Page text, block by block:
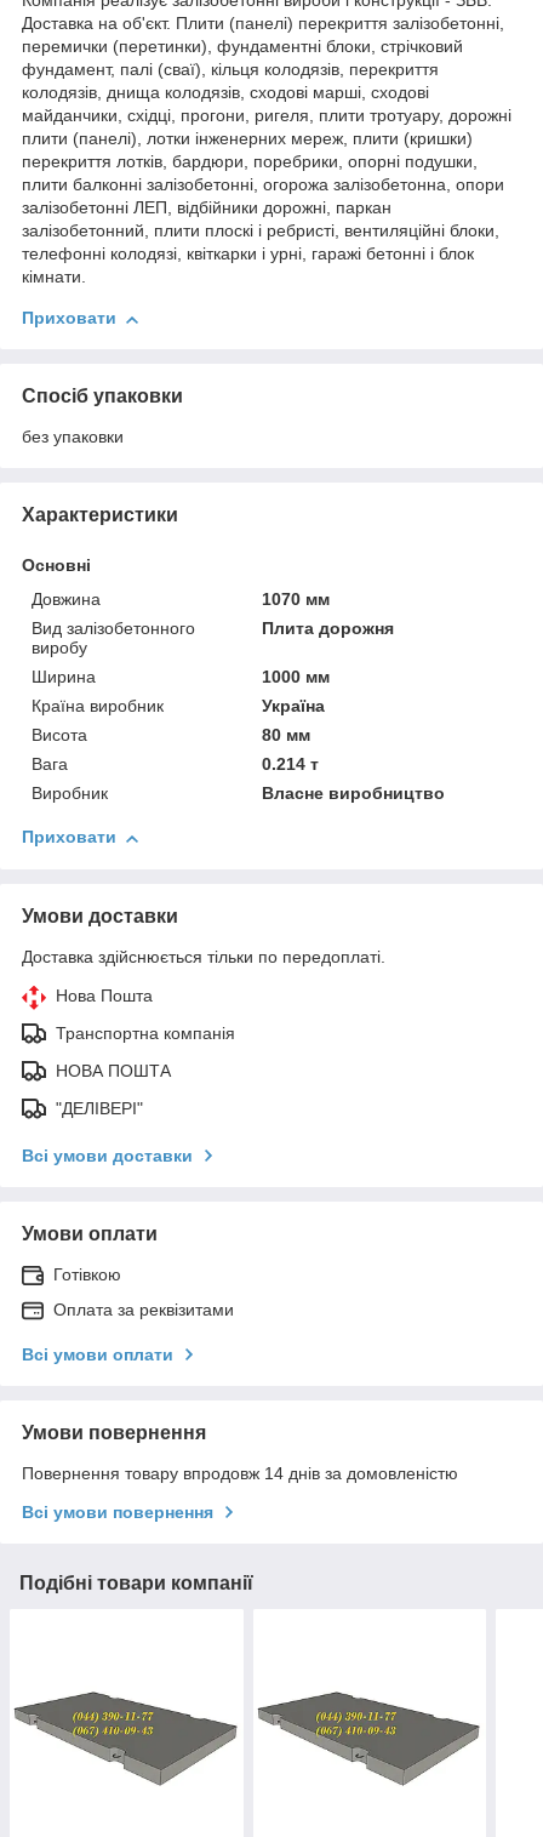
Доставка на об'єкт. Плити (панелі) перекриття залізобетонні,
перемички (перетинки), фундаментні блоки, стрічковий
фундамент, палі (сваї), кільця колодязів, перекриття
колодязів, днища колодязів, сходові марші, сходові
майданчики, східці, прогони, ригеля, плити тротуару, дорожні
плити (панелі), лотки інженерних мереж, плити (кришки)
перекриття лотків, бардюри, поребрики, опорні подушки,
плити балконні залізобетонні, огорожа залізобетонна, опори
залізобетонні ЛЕП, відбійники дорожні, паркан
залізобетонний, плити плоскі і ребристі, вентиляційні блоки,
телефонні колодязі, квіткарки і урні, гаражі бетонні і блок
кімнати.
Приховати
Спосіб упаковки
без упаковки
Характеристики
Основні
Довжина
1070 мм
Вид залізобетонного
виробу
Плита дорожня
Ширина
1000 мм
Країна виробник
Україна
Висота
80 мм
Вага
0.214 т
Виробник
Власне виробництво
Приховати
Умови доставки
Доставка здійснюється тільки по передоплаті.
Нова Пошта
Транспортна компанія
НОВА ПОШТА
"ДЕЛІВЕРІ"
Всі умови доставки
Умови оплати
Готівкою
Оплата за реквізитами
Всі умови оплати
Умови повернення
Повернення товару впродовж 14 днів за домовленістю
Всі умови повернення
Подібні товари компанії